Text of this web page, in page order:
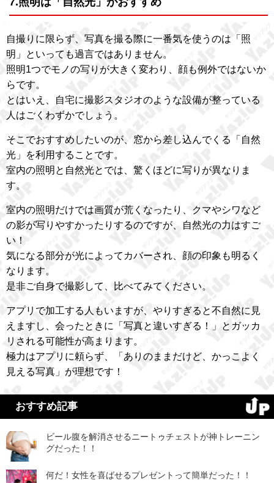
自撮りに限らず、写真を撮る際に一番気を使うのは「照
明」といっても過言ではありません。
照明1つでモノの写りが大きく変わり、顔も例外ではないか
らです。
とはいえ、自宅に撮影スタジオのような設備が整っている
人はごくわずかでしょう。
そこでおすすめしたいのが、窓から差し込んでくる「自然
光」を利用することです。
室内の照明と自然光とでは、驚くほどに写りが異なりま
す。
室内の照明だけでは画質が荒くなったり、クマやシワなど
の影が写りやすかったりするのですが、自然光の力はすご
い！
気になる部分が光によってカバーされ、顔の印象も明るく
なります。
是非ご自身で撮影して、比べてみてください。
アプリで加工する人もいますが、やりすぎると不自然に見
えますし、会ったときに「写真と違いすぎる！」とガッカ
リされる可能性が高まります。
極力はアプリに頼らず、「ありのままだけど、かっこよく
見える写真」が理想です！
おすすめ記事
ビール腹を解消させるニートゥチェストが神トレーニン
グだった！！
何だ！女性を喜ばせるプレゼントって簡単だった！！